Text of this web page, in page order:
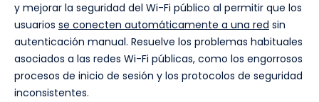
y mejorar la seguridad del Wi-Fi público al permitir que los
usuarios se conecten automáticamente a una red sin
autenticación manual. Resuelve los problemas habituales
asociados a las redes Wi-Fi públicas, como los engorrosos
procesos de inicio de sesión y los protocolos de seguridad
inconsistentes.